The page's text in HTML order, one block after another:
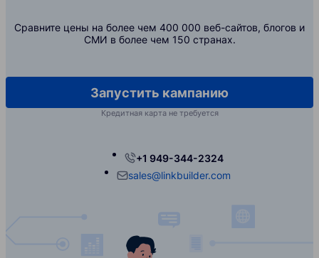
Сравните цены на более чем 400 000 веб-сайтов, блогов и
СМИ в более чем 150 странах.
Запустить кампанию
Кредитная карта не требуется
+1 949-344-2324
sales@linkbuilder.com